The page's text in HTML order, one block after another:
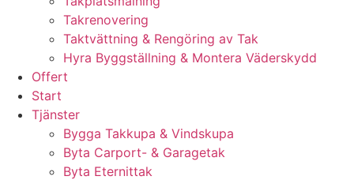
Takrenovering
Taktvättning & Rengöring av Tak
Hyra Byggställning & Montera Väderskydd
Offert
Start
Tjänster
Bygga Takkupa & Vindskupa
Byta Carport- & Garagetak
Byta Eternittak